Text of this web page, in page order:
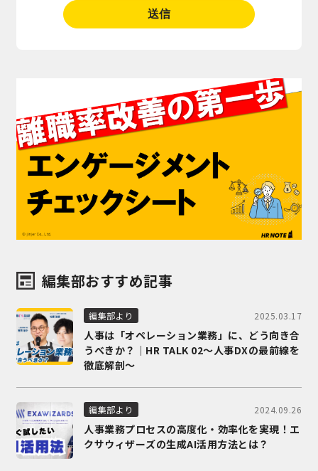
編集部おすすめ記事
編集部より 2025.03.17
人事は「オペレーション業務」に、どう向き合
うべきか？｜HR TALK 02～人事DXの最前線を
徹底解剖～
編集部より 2024.09.26
人事業務プロセスの高度化・効率化を実現！エ
クサウィザーズの生成AI活用方法とは？